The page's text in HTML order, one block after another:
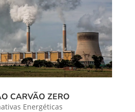
CARVÃO ZERO
Energéticas